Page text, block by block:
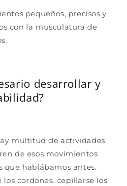
pequeños, precisos y
con la musculatura de
desarrollar y
multitud de actividades
de esos movimientos
que hablábamos antes.
los cordones, cepillarse los